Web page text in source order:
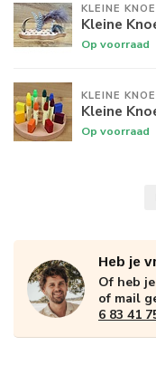
KLEINE
Kleine
Op voorraad
KLEINE
Kleine
Op voorraad
Heb je
Of heb
of mail
6 83 41